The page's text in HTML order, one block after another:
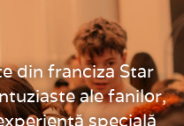
din franciza Star
ale fanilor,
specială